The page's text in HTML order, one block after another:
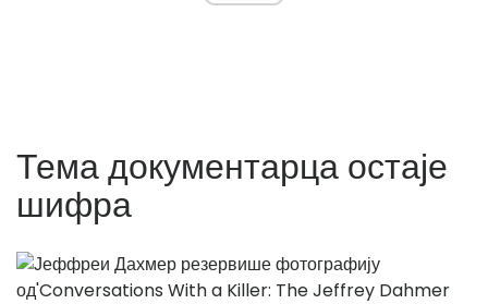
Тема документарца остаје
шифра